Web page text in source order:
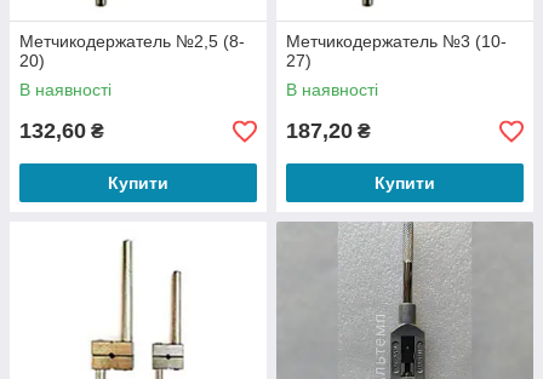
Метчикодержатель №2,5 (8-
20)
В наявності
132,60 ₴
Купити
Метчикодержатель №3 (10-
27)
В наявності
187,20 ₴
Купити